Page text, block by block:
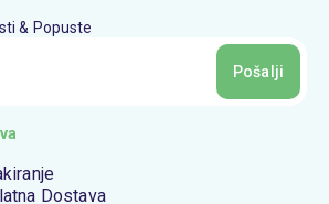
& Popuste
Pošalji
Dostava